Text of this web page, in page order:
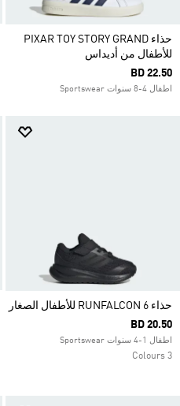
حذاء PIXAR TOY STORY GRAND
للأطفال من أديداس
BD 22.50
اطفال 4-8 سنوات Sportswear
حذاء RUNFALCON 6 للأطفال الصغار
BD 20.50
اطفال 1-4 سنوات Sportswear
3 Colours